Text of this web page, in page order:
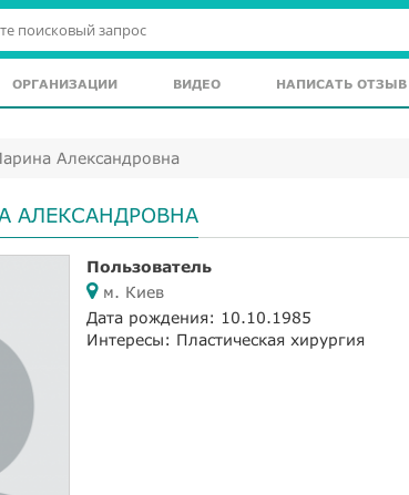
ОРГАНИЗАЦИИ ВИДЕО НАПИСАТЬ ОТЗЫВ
Александровна
АЛЕКСАНДРОВНА
Пользователь
м. Киев
Дата рождения: 10.10.1985
Интересы: Пластическая хирургия